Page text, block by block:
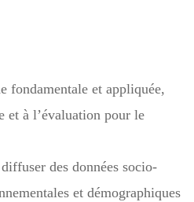
fondamentale et appliquée,
et à l’évaluation pour le
des données socio-
et démographiques